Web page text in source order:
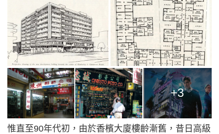
+3
惟直至90年代初，由於香檳大廈樓齡漸舊，昔日高級